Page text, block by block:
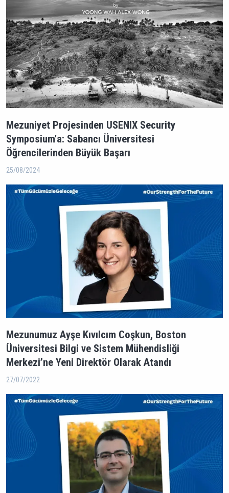
Mezuniyet Projesinden USENIX Security
Symposium'a: Sabancı Üniversitesi
Öğrencilerinden Büyük Başarı
25/08/2024
Mezunumuz Ayşe Kıvılcım Coşkun, Boston
Üniversitesi Bilgi ve Sistem Mühendisliği
Merkezi’ne Yeni Direktör Olarak Atandı
27/07/2022